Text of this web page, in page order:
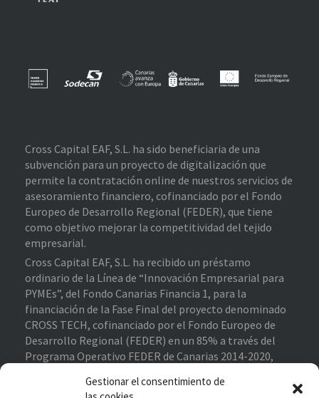
Gestionar el consentimiento de
Cross Capital EAF, S.L. ha sido beneficiaria de una
subvención para un proyecto de digitalización que
permite la contratación online de nuestros servicios de
asesoramiento financiero, cofinanciado por el Fondo
Europeo de Desarrollo Regional (FEDER), que tiene
como objetivo mejorar la competitividad del tejido
empresarial.
Cross Capital EAF, S.L. ha recibido un préstamo
ordinario de la Línea de “Innovación Empresarial para
PYMEs”, del Fondo Canarias Financia 1, para la
financiación de la Fase Final del proyecto denominado
CROSS TECH, cofinanciado por el Fondo Europeo de
Desarrollo Regional (FEDER) en un 85% a través del
Programa Operativo FEDER de Canarias 2014-2020,
prioritario 1 “Potenciar la investigación, el desarrollo